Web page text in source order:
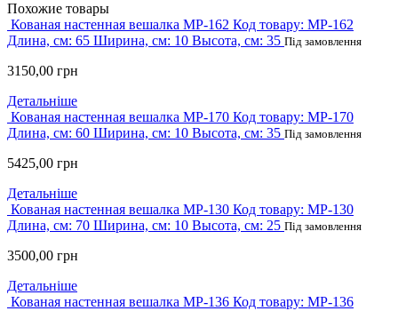
Похожие товары
Кованая настенная вешалка MP-162 Код товару: MP-162
Длина, см: 65 Ширина, см: 10 Высота, см: 35 Під замовлення
3150,00 грн
Детальніше
Кованая настенная вешалка MP-170 Код товару: MP-170
Длина, см: 60 Ширина, см: 10 Высота, см: 35 Під замовлення
5425,00 грн
Детальніше
Кованая настенная вешалка MP-130 Код товару: MP-130
Длина, см: 70 Ширина, см: 10 Высота, см: 25 Під замовлення
3500,00 грн
Детальніше
Кованая настенная вешалка MP-136 Код товару: MP-136